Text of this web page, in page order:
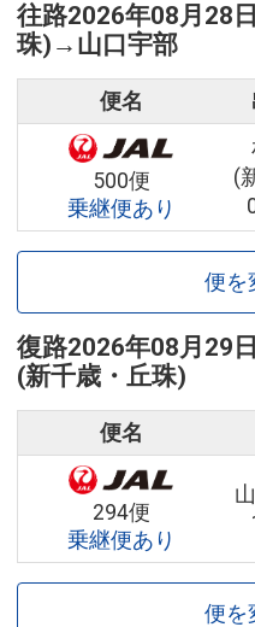
往路2026年08月28日
珠) → 山口宇部
便名
500便
乗継便あり
(
便を
復路2026年08月29日
(新千歳・丘珠)
便名
294便
乗継便あり
便を